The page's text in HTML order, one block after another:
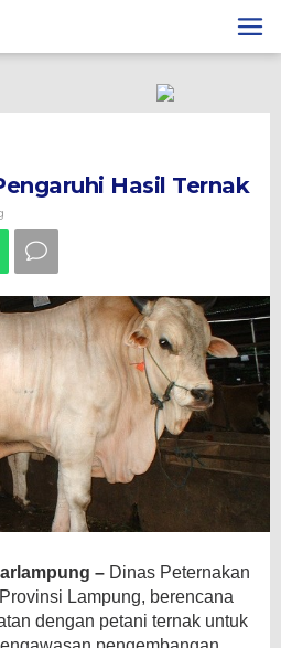
Hasil Ternak
– Dinas Peternakan
Lampung, berencana
dengan petani ternak untuk